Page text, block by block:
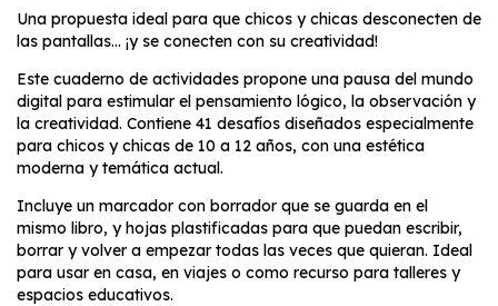
Una propuesta ideal para que chicos y chicas desconecten de
las pantallas... ¡y se conecten con su creatividad!
Este cuaderno de actividades propone una pausa del mundo
digital para estimular el pensamiento lógico, la observación y
la creatividad. Contiene 41 desafíos diseñados especialmente
para chicos y chicas de 10 a 12 años, con una estética
moderna y temática actual.
Incluye un marcador con borrador que se guarda en el
mismo libro, y hojas plastificadas para que puedan escribir,
borrar y volver a empezar todas las veces que quieran. Ideal
para usar en casa, en viajes o como recurso para talleres y
espacios educativos.